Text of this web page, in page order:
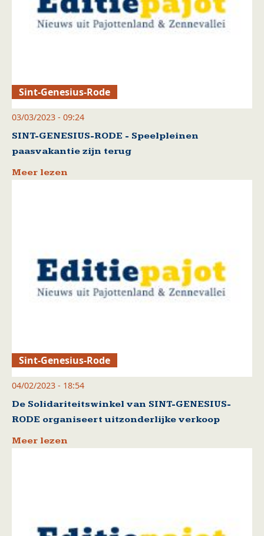
Sint-Genesius-Rode
03/03/2023 - 09:24
SINT-GENESIUS-RODE - Speelpleinen
paasvakantie zijn terug
Meer lezen
Sint-Genesius-Rode
04/02/2023 - 18:54
De Solidariteitswinkel van SINT-GENESIUS-
RODE organiseert uitzonderlijke verkoop
Meer lezen